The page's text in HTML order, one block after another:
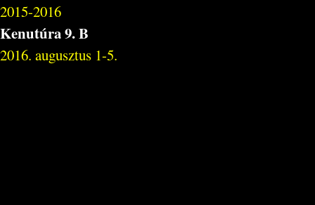
2015-2016
Kenutúra 9. B
2016. augusztus 1-5.